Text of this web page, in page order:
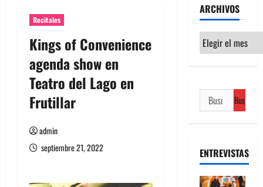
Recitales
Kings of Convenience
agenda show en
Teatro del Lago en
Frutillar
admin
septiembre 21, 2022
ARCHIVOS
Archivos
Buscar:
ENTREVISTAS